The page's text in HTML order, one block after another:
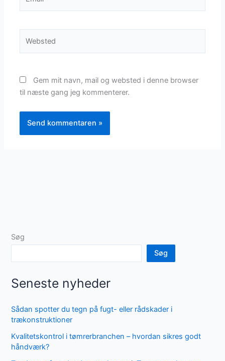
Gem mit navn, mail og websted i denne browser
til næste gang jeg kommenterer.
Søg
Søg
Seneste nyheder
Sådan spotter du tegn på fugt- eller rådskader i
trækonstruktioner
Kvalitetskontrol i tømrerbranchen – hvordan sikres godt
håndværk?